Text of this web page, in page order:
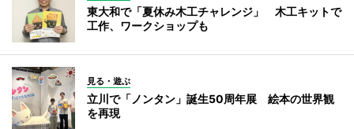
東大和で「夏休み木工チャレンジ」 木工キットで
工作、ワークショップも
見る・遊ぶ
立川で「ノンタン」誕生50周年展 絵本の世界観
を再現